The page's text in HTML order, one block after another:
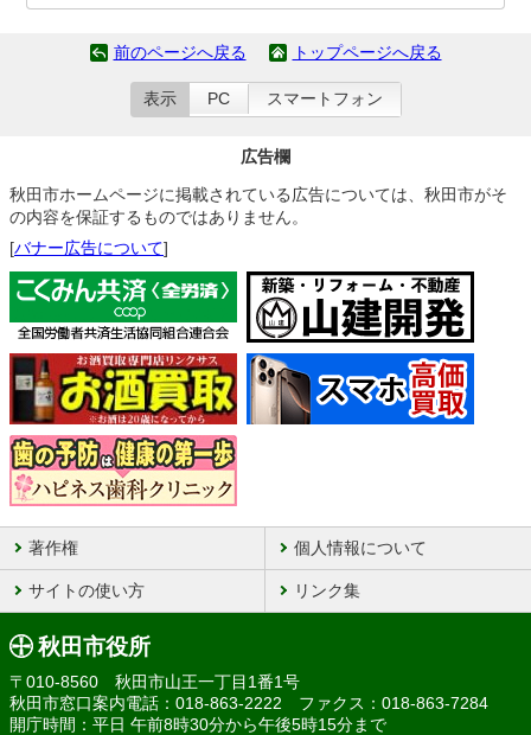
前のページへ戻る トップページへ戻る
表示 PC スマートフォン
広告欄
秋田市ホームページに掲載されている広告については、秋田市がそ
の内容を保証するものではありません。
[バナー広告について]
著作権 個人情報について
サイトの使い方 リンク集
秋田市役所
〒010-8560 秋田市山王一丁目1番1号
秋田市窓口案内電話：018-863-2222 ファクス：018-863-7284
開庁時間：平日 午前8時30分から午後5時15分まで